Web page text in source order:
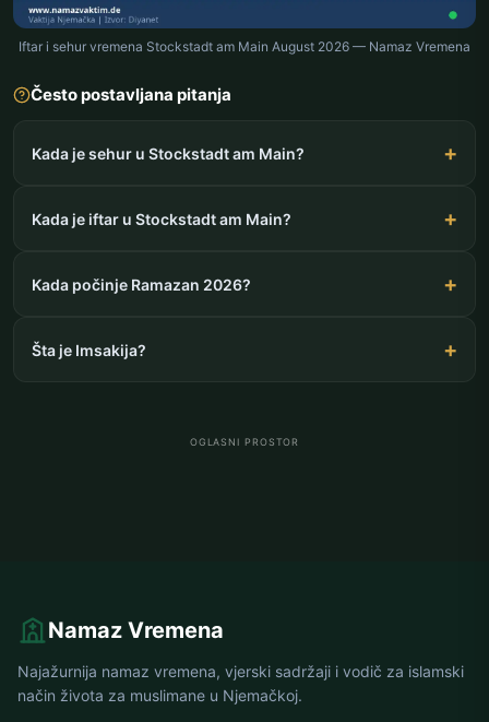
Iftar i sehur vremena Stockstadt am Main August 2026 — Namaz Vremena
Često postavljana pitanja
Kada je sehur u Stockstadt am Main?
Kada je iftar u Stockstadt am Main?
Kada počinje Ramazan 2026?
Šta je Imsakija?
OGLASNI PROSTOR
Namaz Vremena
Najažurnija namaz vremena, vjerski sadržaji i vodič za islamski
način života za muslimane u Njemačkoj.